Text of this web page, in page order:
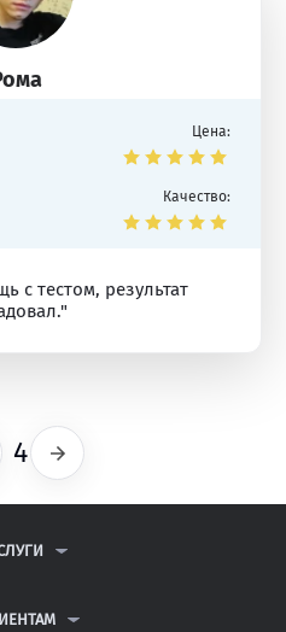
Цена:
Качество:
с тестом, результат
4 Следующая
РАБОТЫ